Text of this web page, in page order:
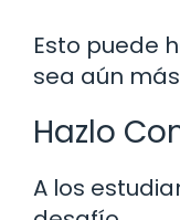
Esto puede
sea aún
Hazlo
A los